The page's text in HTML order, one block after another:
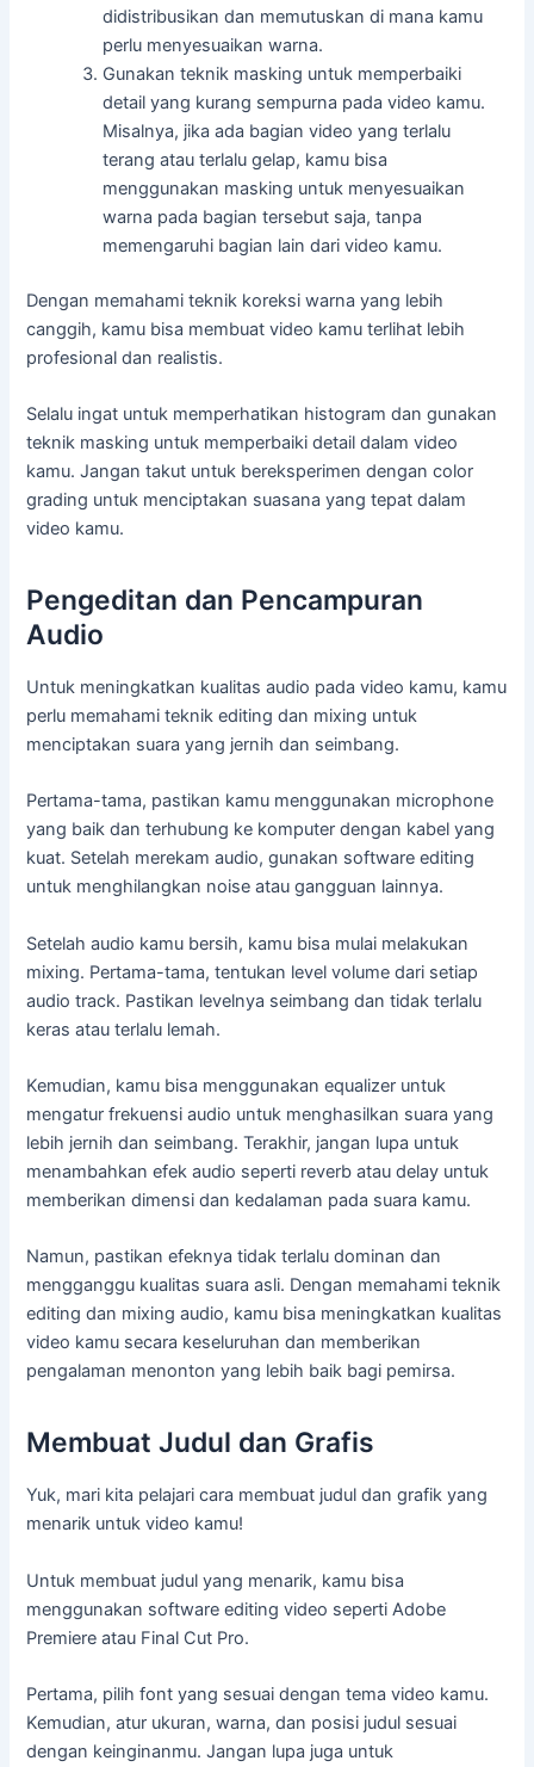
didistribusikan dan memutuskan di mana kamu
perlu menyesuaikan warna.
Gunakan teknik masking untuk memperbaiki
detail yang kurang sempurna pada video kamu.
Misalnya, jika ada bagian video yang terlalu
terang atau terlalu gelap, kamu bisa
menggunakan masking untuk menyesuaikan
warna pada bagian tersebut saja, tanpa
memengaruhi bagian lain dari video kamu.
Dengan memahami teknik koreksi warna yang lebih
canggih, kamu bisa membuat video kamu terlihat lebih
profesional dan realistis.
Selalu ingat untuk memperhatikan histogram dan gunakan
teknik masking untuk memperbaiki detail dalam video
kamu. Jangan takut untuk bereksperimen dengan color
grading untuk menciptakan suasana yang tepat dalam
video kamu.
Pengeditan dan Pencampuran
Audio
Untuk meningkatkan kualitas audio pada video kamu, kamu
perlu memahami teknik editing dan mixing untuk
menciptakan suara yang jernih dan seimbang.
Pertama-tama, pastikan kamu menggunakan microphone
yang baik dan terhubung ke komputer dengan kabel yang
kuat. Setelah merekam audio, gunakan software editing
untuk menghilangkan noise atau gangguan lainnya.
Setelah audio kamu bersih, kamu bisa mulai melakukan
mixing. Pertama-tama, tentukan level volume dari setiap
audio track. Pastikan levelnya seimbang dan tidak terlalu
keras atau terlalu lemah.
Kemudian, kamu bisa menggunakan equalizer untuk
mengatur frekuensi audio untuk menghasilkan suara yang
lebih jernih dan seimbang. Terakhir, jangan lupa untuk
menambahkan efek audio seperti reverb atau delay untuk
memberikan dimensi dan kedalaman pada suara kamu.
Namun, pastikan efeknya tidak terlalu dominan dan
mengganggu kualitas suara asli. Dengan memahami teknik
editing dan mixing audio, kamu bisa meningkatkan kualitas
video kamu secara keseluruhan dan memberikan
pengalaman menonton yang lebih baik bagi pemirsa.
Membuat Judul dan Grafis
Yuk, mari kita pelajari cara membuat judul dan grafik yang
menarik untuk video kamu!
Untuk membuat judul yang menarik, kamu bisa
menggunakan software editing video seperti Adobe
Premiere atau Final Cut Pro.
Pertama, pilih font yang sesuai dengan tema video kamu.
Kemudian, atur ukuran, warna, dan posisi judul sesuai
dengan keinginanmu. Jangan lupa juga untuk